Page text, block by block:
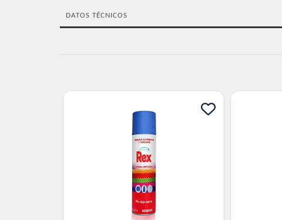
DATOS TÉCNICOS